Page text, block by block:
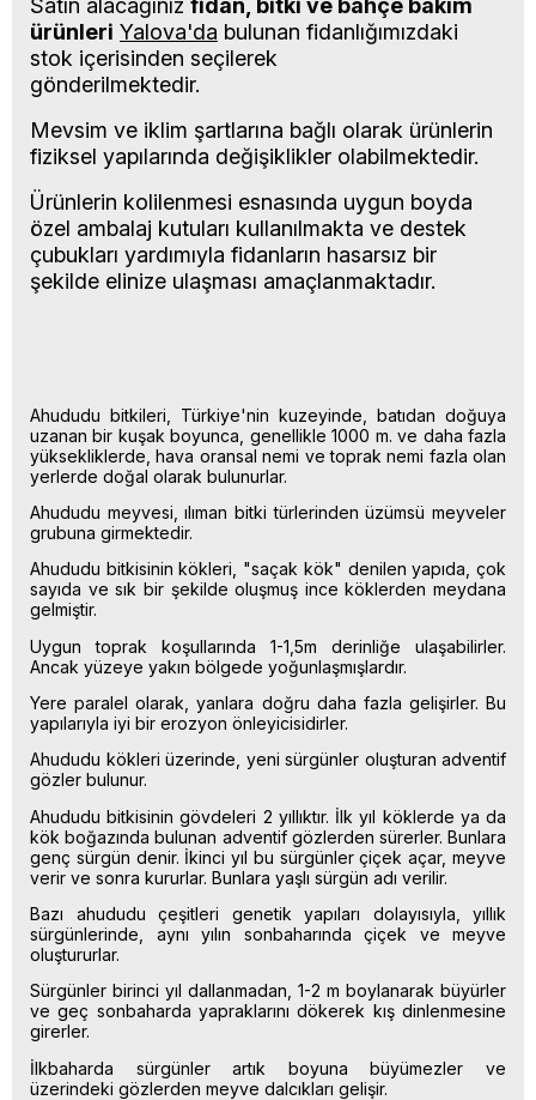
ürünleri Yalova'da bulunan fidanlığımızdaki
stok içerisinden seçilerek
gönderilmektedir.
Mevsim ve iklim şartlarına bağlı olarak ürünlerin
fiziksel yapılarında değişiklikler olabilmektedir.
Ürünlerin kolilenmesi esnasında uygun boyda
özel ambalaj kutuları kullanılmakta ve destek
çubukları yardımıyla fidanların hasarsız bir
şekilde elinize ulaşması amaçlanmaktadır.
Ahududu bitkileri, Türkiye'nin kuzeyinde, batıdan doğuya
uzanan bir kuşak boyunca, genellikle 1000 m. ve daha fazla
yüksekliklerde, hava oransal nemi ve toprak nemi fazla olan
yerlerde doğal olarak bulunurlar.
Ahududu meyvesi, ılıman bitki türlerinden üzümsü meyveler
grubuna girmektedir.
Ahududu bitkisinin kökleri, "saçak kök" denilen yapıda, çok
sayıda ve sık bir şekilde oluşmuş ince köklerden meydana
gelmiştir.
Uygun toprak koşullarında 1-1,5m derinliğe ulaşabilirler.
Ancak yüzeye yakın bölgede yoğunlaşmışlardır.
Yere paralel olarak, yanlara doğru daha fazla gelişirler. Bu
yapılarıyla iyi bir erozyon önleyicisidirler.
Ahududu kökleri üzerinde, yeni sürgünler oluşturan adventif
gözler bulunur.
Ahududu bitkisinin gövdeleri 2 yıllıktır. İlk yıl köklerde ya da
kök boğazında bulunan adventif gözlerden sürerler. Bunlara
genç sürgün denir. İkinci yıl bu sürgünler çiçek açar, meyve
verir ve sonra kururlar. Bunlara yaşlı sürgün adı verilir.
Bazı ahududu çeşitleri genetik yapıları dolayısıyla, yıllık
sürgünlerinde, aynı yılın sonbaharında çiçek ve meyve
oluştururlar.
Sürgünler birinci yıl dallanmadan, 1-2 m boylanarak büyürler
ve geç sonbaharda yapraklarını dökerek kış dinlenmesine
girerler.
İlkbaharda sürgünler artık boyuna büyümezler ve
üzerindeki gözlerden meyve dalcıkları gelişir.